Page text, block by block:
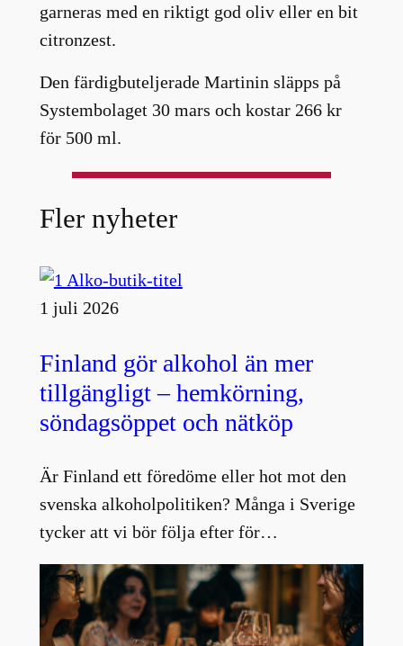
garneras med en riktigt god oliv eller en bit
citronzest.
Den färdigbuteljerade Martinin släpps på
Systembolaget 30 mars och kostar 266 kr
för 500 ml.
Fler nyheter
1 juli 2026
Finland gör alkohol än mer
tillgängligt – hemkörning,
söndagsöppet och nätköp
Är Finland ett föredöme eller hot mot den
svenska alkoholpolitiken? Många i Sverige
tycker att vi bör följa efter för…